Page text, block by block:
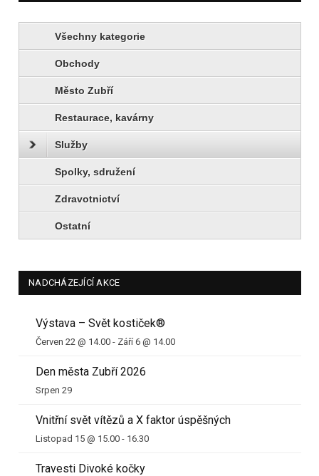
Všechny kategorie
Obchody
Město Zubří
Restaurace, kavárny
Služby
Spolky, sdružení
Zdravotnictví
Ostatní
NADCHÁZEJÍCÍ AKCE
Výstava – Svět kostiček®
Červen 22 @ 14.00 - Září 6 @ 14.00
Den města Zubří 2026
Srpen 29
Vnitřní svět vítězů a X faktor úspěšných
Listopad 15 @ 15.00 - 16.30
Travesti Divoké kočky